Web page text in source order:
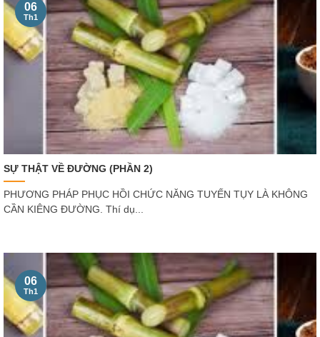
SỰ THẬT VỀ ĐƯỜNG (PHẦN 2)
PHƯƠNG PHÁP PHỤC HỒI CHỨC NĂNG TUYẾN TỤY LÀ KHÔNG
CẦN KIÊNG ĐƯỜNG. Thí dụ...
06
Th1
06
Th1